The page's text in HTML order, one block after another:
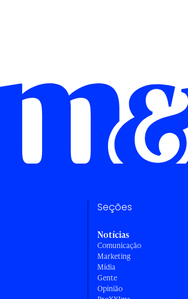
Seções
Notícias
Comunicação
Marketing
Mídia
Gente
Opinião